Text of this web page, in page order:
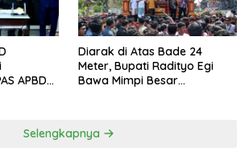
APBD
Diarak di Atas Bade 24
Meter, Bupati Radityo Egi
Bawa Mimpi Besar
Selengkapnya